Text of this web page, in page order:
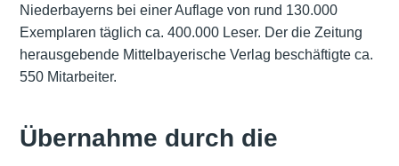
Niederbayerns bei einer Auflage von rund 130.000
Exemplaren täglich ca. 400.000 Leser. Der die Zeitung
herausgebende Mittelbayerische Verlag beschäftigte ca.
550 Mitarbeiter.
Übernahme durch die